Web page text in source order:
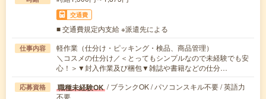
交通費
■ 交通費規定内支給 ※派遣先による
仕事内容
軽作業（仕分け・ピッキング・検品、商品管理）
＼コスメの仕分け／＜とってもシンプルなので未経験でも安
心！＞▼封入作業及び梱包▼雑誌や書籍などの仕分…
応募資格 職種未経験OK / ブランクOK / パソコンスキル不要 / 英語力
不要